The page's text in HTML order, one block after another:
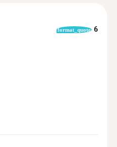
format_quote 6